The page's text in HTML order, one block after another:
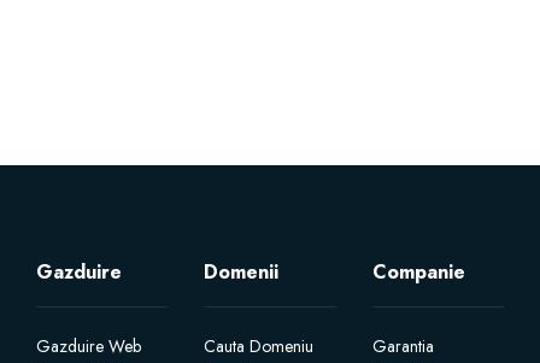
Website Builder
Servicii e-mail
Gazduire
Gazduire Web
Domenii
Cauta Domeniu
Companie
Garantia